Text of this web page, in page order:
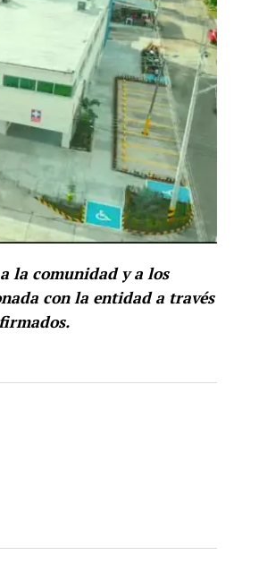
la comunidad y a los
con la entidad a través